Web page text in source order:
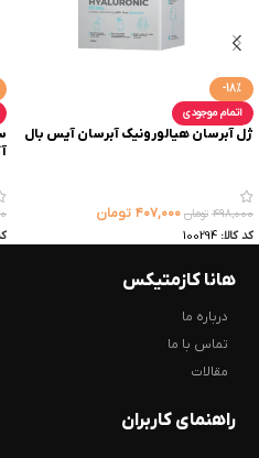
-18%
اتمام موجودی
ژل آبرسان هیالورونیک آبرسان آیس بال
۴۹۸,۰۰۰ تومان ۴۰۷,۰۰۰ تومان
کد کالا: 100294
هانا کازمتیکس
درباره ما
تماس با ما
مقالات
راهنمای کاربران